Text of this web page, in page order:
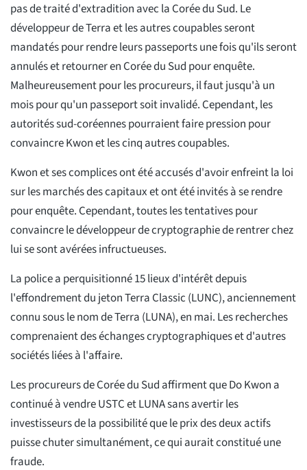
pas de traité d'extradition avec la Corée du Sud. Le
développeur de Terra et les autres coupables seront
mandatés pour rendre leurs passeports une fois qu'ils seront
annulés et retourner en Corée du Sud pour enquête.
Malheureusement pour les procureurs, il faut jusqu'à un
mois pour qu'un passeport soit invalidé. Cependant, les
autorités sud-coréennes pourraient faire pression pour
convaincre Kwon et les cinq autres coupables.
Kwon et ses complices ont été accusés d'avoir enfreint la loi
sur les marchés des capitaux et ont été invités à se rendre
pour enquête. Cependant, toutes les tentatives pour
convaincre le développeur de cryptographie de rentrer chez
lui se sont avérées infructueuses.
La police a perquisitionné 15 lieux d'intérêt depuis
l'effondrement du jeton Terra Classic (LUNC), anciennement
connu sous le nom de Terra (LUNA), en mai. Les recherches
comprenaient des échanges cryptographiques et d'autres
sociétés liées à l'affaire.
Les procureurs de Corée du Sud affirment que Do Kwon a
continué à vendre USTC et LUNA sans avertir les
investisseurs de la possibilité que le prix des deux actifs
puisse chuter simultanément, ce qui aurait constitué une
fraude.